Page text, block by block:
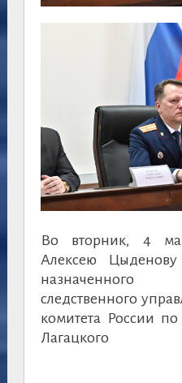
Во вторник, 4
Алексею Цыденову
следственного
комитета России
Лагацкого